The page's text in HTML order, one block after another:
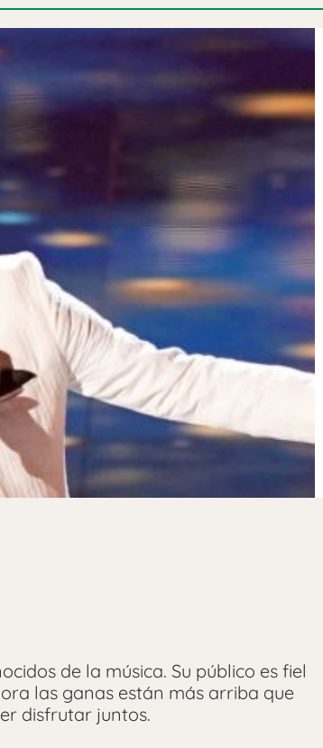
de la música. Su público es fiel
las ganas están más arriba que
disfrutar juntos.